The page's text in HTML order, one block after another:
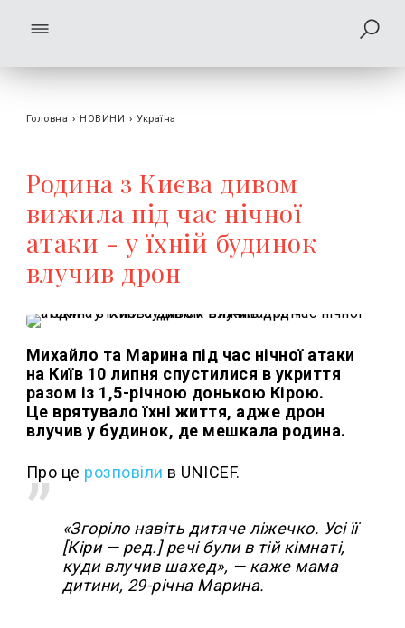
Головна › НОВИНИ › Україна
Родина з Києва дивом
вижила під час нічної
атаки - у їхній будинок
влучив дрон
Михайло та Марина під час нічної атаки
на Київ 10 липня спустилися в укриття
разом із 1,5-річною донькою Кірою.
Це врятувало їхні життя, адже дрон
влучив у будинок, де мешкала родина.
Про це розповіли в UNICEF.
«Згоріло навіть дитяче ліжечко. Усі її
[Кіри — ред.] речі були в тій кімнаті,
куди влучив шахед», — каже мама
дитини, 29-річна Марина.